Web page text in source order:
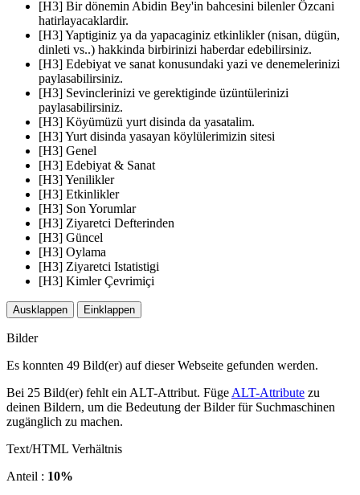
[H3] Bir dönemin Abidin Bey'in bahcesini bilenler Özcani
hatirlayacaklardir.
[H3] Yaptiginiz ya da yapacaginiz etkinlikler (nisan, dügün,
dinleti vs..) hakkinda birbirinizi haberdar edebilirsiniz.
[H3] Edebiyat ve sanat konusundaki yazi ve denemelerinizi
paylasabilirsiniz.
[H3] Sevinclerinizi ve gerektiginde üzüntülerinizi
paylasabilirsiniz.
[H3] Köyümüzü yurt disinda da yasatalim.
[H3] Yurt disinda yasayan köylülerimizin sitesi
[H3] Genel
[H3] Edebiyat & Sanat
[H3] Yenilikler
[H3] Etkinlikler
[H3] Son Yorumlar
[H3] Ziyaretci Defterinden
[H3] Güncel
[H3] Oylama
[H3] Ziyaretci Istatistigi
[H3] Kimler Çevrimiçi
Ausklappen Einklappen
Bilder
Es konnten 49 Bild(er) auf dieser Webseite gefunden werden.
Bei 25 Bild(er) fehlt ein ALT-Attribut. Füge ALT-Attribute zu
deinen Bildern, um die Bedeutung der Bilder für Suchmaschinen
zugänglich zu machen.
Text/HTML Verhältnis
Anteil : 10%